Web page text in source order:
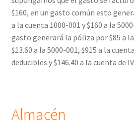
$160, en un gasto común esto
a la cuenta 1000-001 y $160 a la
gasto generará la póliza por $85 a
$13.60 a la 5000-001, $915 a la
deducibles y $146.40 a la cuenta de
Almacén